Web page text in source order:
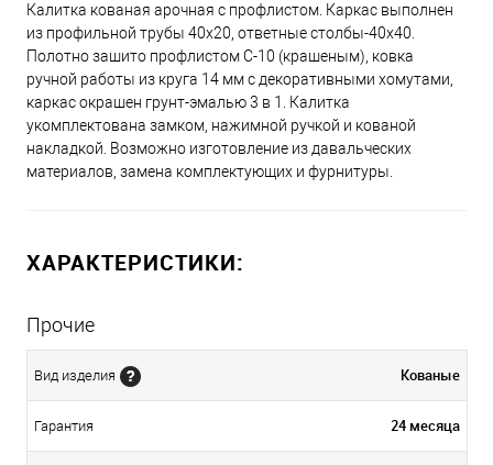
Калитка кованая арочная с профлистом. Каркас выполнен
из профильной трубы 40х20, ответные столбы-40х40.
Полотно зашито профлистом С-10 (крашеным), ковка
ручной работы из круга 14 мм с декоративными хомутами,
каркас окрашен грунт-эмалью 3 в 1. Калитка
укомплектована замком, нажимной ручкой и кованой
накладкой. Возможно изготовление из давальческих
материалов, замена комплектующих и фурнитуры.
ХАРАКТЕРИСТИКИ:
Прочие
Вид изделия Кованые
Гарантия 24 месяца